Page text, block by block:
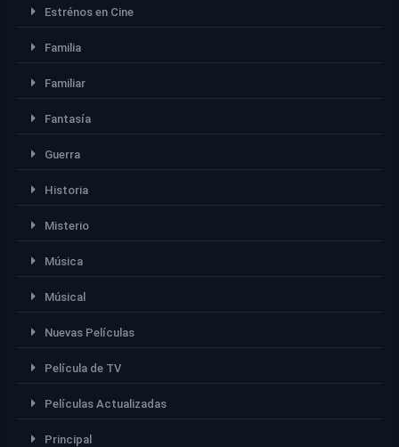
Estrénos en Cine
Familia
Familiar
Fantasía
Guerra
Historia
Misterio
Música
Músical
Nuevas Películas
Película de TV
Películas Actualizadas
Principal